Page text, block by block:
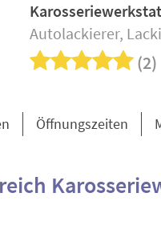
Autolackierer,
(2)
Öffnungszeiten